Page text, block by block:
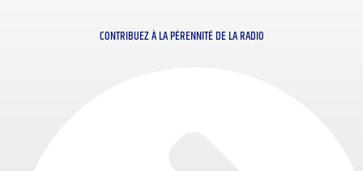
CONTRIBUEZ À LA PÉRENNITÉ DE LA RADIO